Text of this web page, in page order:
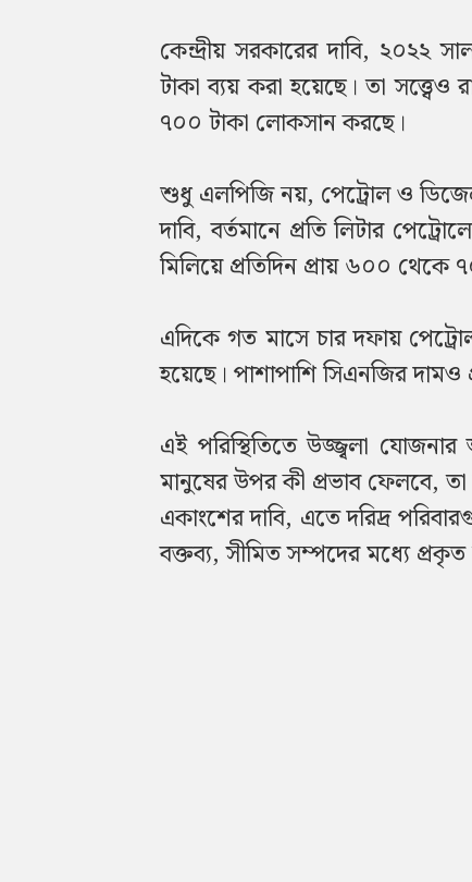
কেন্দ্রীয় সরকারের দাবি, ২০২২
টাকা ব্যয় করা হয়েছে। তা সত্ত্বেও
৭০০ টাকা লোকসান করছে।
শুধু এলপিজি নয়, পেট্রোল ও ডিজেল
দাবি, বর্তমানে প্রতি লিটার
মিলিয়ে প্রতিদিন প্রায় ৬০০
এদিকে গত মাসে চার দফায়
হয়েছে। পাশাপাশি সিএনজির
এই পরিস্থিতিতে উজ্জ্বলা যোজনার
মানুষের উপর কী প্রভাব ফেলবে,
একাংশের দাবি, এতে দরিদ্র
বক্তব্য, সীমিত সম্পদের মধ্যে প্রকৃত